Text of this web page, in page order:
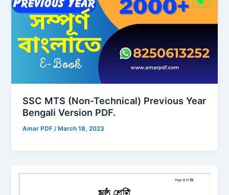
SSC MTS (Non-Technical) Previous Year
Bengali Version PDF.
Amar PDF/ March 18, 2023